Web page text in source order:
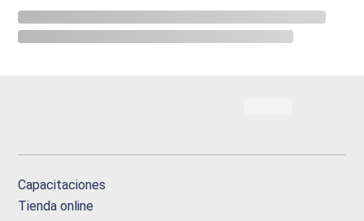
Capacitaciones
Tienda online